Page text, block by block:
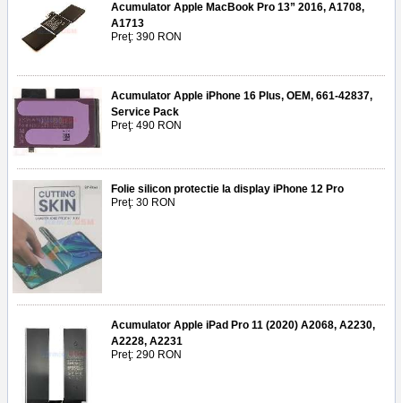
Acumulator Apple MacBook Pro 13” 2016, A1708,
A1713
Preţ: 390 RON
Acumulator Apple iPhone 16 Plus, OEM, 661-42837,
Service Pack
Preţ: 490 RON
Folie silicon protectie la display iPhone 12 Pro
Preţ: 30 RON
Acumulator Apple iPad Pro 11 (2020) A2068, A2230,
A2228, A2231
Preţ: 290 RON